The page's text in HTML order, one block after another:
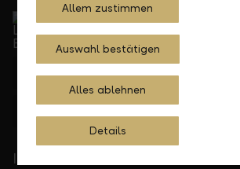
Service Direkt
Telefonisch erreichbar von Montag
bis 17.30 Uhr
+423 236 88 11
In Ihrer Nähe
Allem zustimmen
Auswahl bestätigen
Alles ablehnen
Details